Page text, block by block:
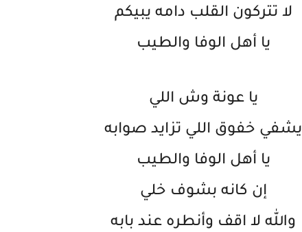
لا تتركون القلب دامه يبيكم
يا أهل الوفا والطيب
يا عونة وش اللي
يشفي خفوق اللي تزايد صوابه
يا أهل الوفا والطيب
إن كانه بشوف خلي
والله لا اقف وأنطره عند بابه